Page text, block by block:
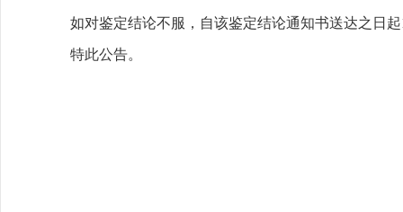
如对鉴定结论不服，自该鉴定结论通知书送达之日
特此公告。